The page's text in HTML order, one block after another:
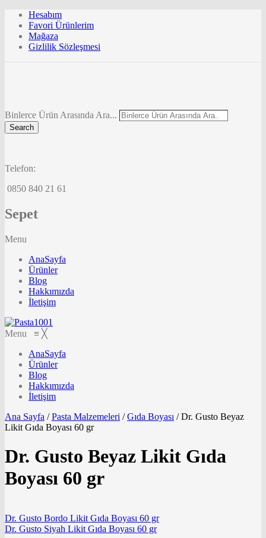
Hesabım
Favori Ürünlerim
Mağaza
Gizlilik Sözleşmesi
Binlerce Ürün Arasında Ara...
Search
Telefon:
0850 840 21 61
Sepet
Menu
AnaSayfa
Ürünler
Blog
Hakkımızda
İletişim
Menu ≡ ╳
AnaSayfa
Ürünler
Blog
Hakkımızda
İletişim
Ana Sayfa / Pasta Malzemeleri / Gıda Boyası /Dr. Gusto Beyaz
Likit Gıda Boyası 60 gr
Dr. Gusto Beyaz Likit Gıda
Boyası 60 gr
Dr. Gusto Bordo Likit Gıda Boyası 60 gr
Dr. Gusto Siyah Likit Gıda Boyası 60 gr